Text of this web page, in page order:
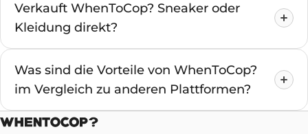
Verkauft WhenToCop? Sneaker oder
Kleidung direkt?
Was sind die Vorteile von WhenToCop?
im Vergleich zu anderen Plattformen?